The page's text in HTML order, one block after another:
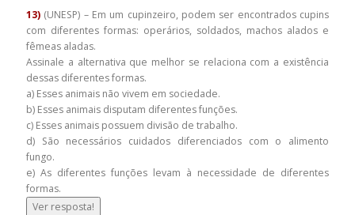
13) (UNESP) – Em um cupinzeiro, podem ser encontrados cupins
com diferentes formas: operários, soldados, machos alados e
fêmeas aladas.
Assinale a alternativa que melhor se relaciona com a existência
dessas diferentes formas.
a) Esses animais não vivem em sociedade.
b) Esses animais disputam diferentes funções.
c) Esses animais possuem divisão de trabalho.
d) São necessários cuidados diferenciados com o alimento
fungo.
e) As diferentes funções levam à necessidade de diferentes
formas.
Ver resposta!